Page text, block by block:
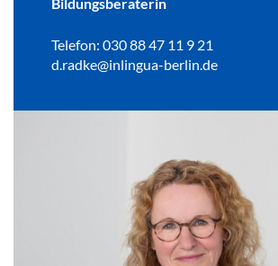
Telefon: 030 88 47 11 9 21
d.radke@inlingua-berlin.de